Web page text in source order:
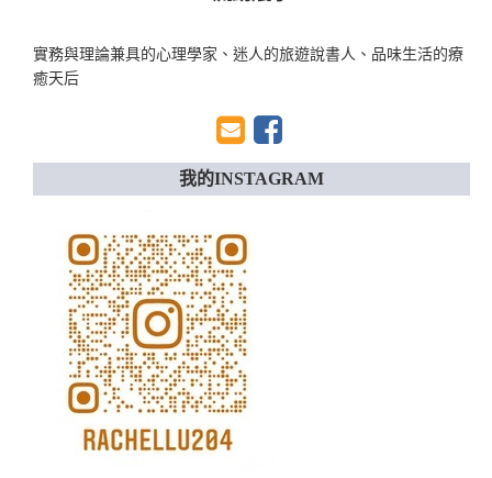
實務與理論兼具的心理學家、迷人的旅遊說書人、品味生活的療
癒天后
我的INSTAGRAM